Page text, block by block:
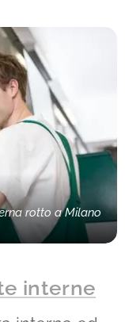
rotto a Milano
interne